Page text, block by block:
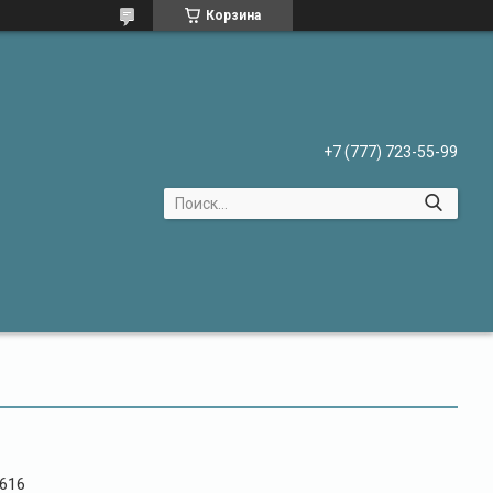
Корзина
+7 (777) 723-55-99